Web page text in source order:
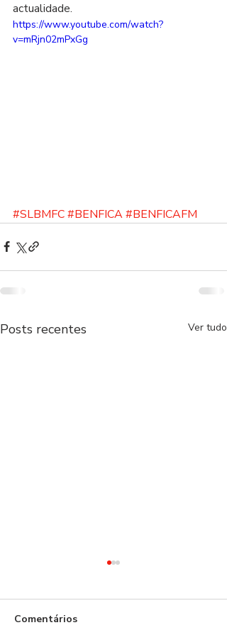
actualidade.
https://www.youtube.com/watch?
v=mRjn02mPxGg
#SLBMFC#BENFICA#BENFICAFM
Posts recentes Ver tudo
Comentários